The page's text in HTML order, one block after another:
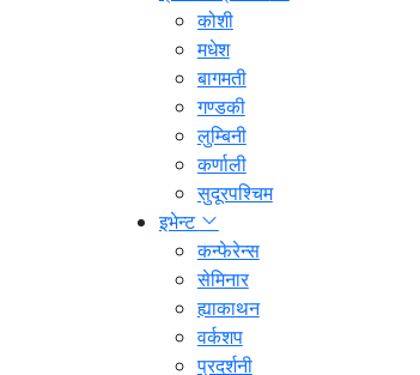
कोशी
मधेश
बागमती
गण्डकी
लुम्बिनी
कर्णाली
सुदूरपश्चिम
इभेन्ट
कन्फेरेन्स
सेमिनार
ह्याकाथन
वर्कशप
प्रदर्शनी